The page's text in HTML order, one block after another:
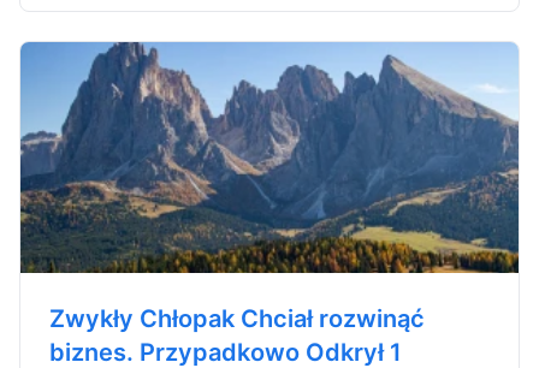
Zwykły Chłopak Chciał rozwinąć
biznes. Przypadkowo Odkrył 1